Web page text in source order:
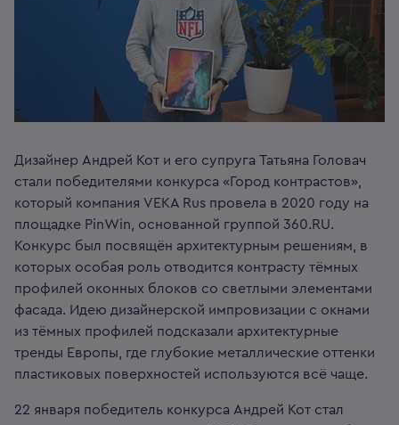
Дизайнер Андрей Кот и его супруга Татьяна Головач
стали победителями конкурса «Город контрастов»,
который компания VEKA Rus провела в 2020 году на
площадке PinWin, основанной группой 360.RU.
Конкурс был посвящён архитектурным решениям, в
которых особая роль отводится контрасту тёмных
профилей оконных блоков со светлыми элементами
фасада. Идею дизайнерской импровизации с окнами
из тёмных профилей подсказали архитектурные
тренды Европы, где глубокие металлические оттенки
пластиковых поверхностей используются всё чаще.
22 января победитель конкурса Андрей Кот стал